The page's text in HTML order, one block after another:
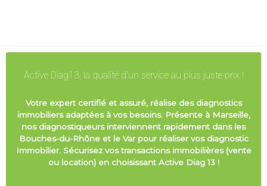
Active Diag13, la qualité d'un service au plus juste prix !
Votre expert certifié et assuré, réalise des diagnostics
immobiliers adaptées à vos besoins. Présente à Marseille,
nos diagnostiqueurs interviennent rapidement dans les
Bouches-du-Rhône et le Var pour réaliser vos diagnostic
Immobilier. Sécurisez vos transactions immobilières (vente
ou location) en choisissant Active Diag 13 !